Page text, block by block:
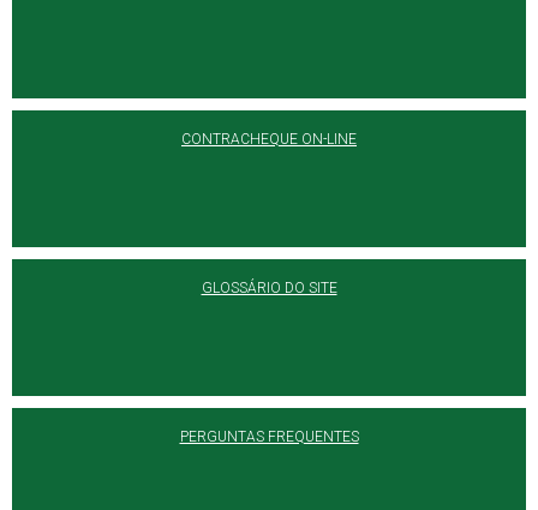
CONTRACHEQUE ON-LINE
GLOSSÁRIO DO SITE
PERGUNTAS FREQUENTES